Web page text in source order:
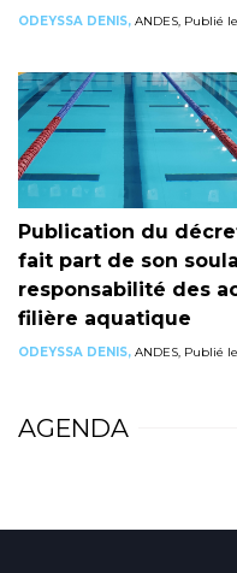
ODEYSSA DENIS, ANDES, Publié
Publication du décret
fait part de son
responsabilité des
filière aquatique
ODEYSSA DENIS, ANDES, Publié
AGENDA